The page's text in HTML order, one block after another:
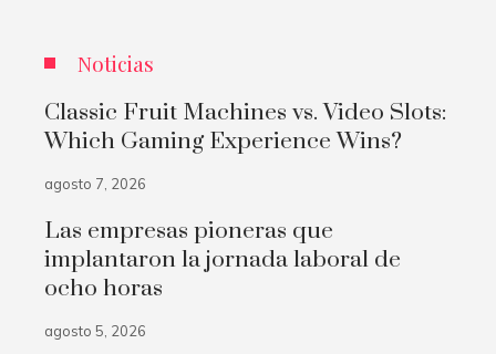
Noticias
Classic Fruit Machines vs. Video Slots:
Which Gaming Experience Wins?
agosto 7, 2026
Las empresas pioneras que
implantaron la jornada laboral de
ocho horas
agosto 5, 2026